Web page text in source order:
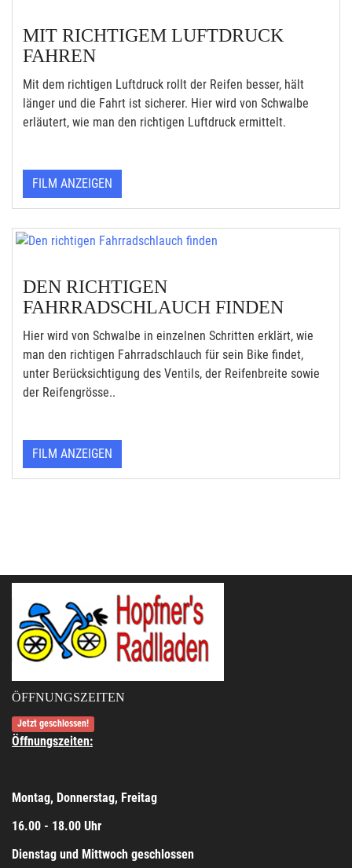
MIT RICHTIGEM LUFTDRUCK
FAHREN
Mit dem richtigen Luftdruck rollt der Reifen besser, hält
länger und die Fahrt ist sicherer. Hier wird von Schwalbe
erläutert, wie man den richtigen Luftdruck ermittelt.
FILM ANZEIGEN
DEN RICHTIGEN
FAHRRADSCHLAUCH FINDEN
Hier wird von Schwalbe in einzelnen Schritten erklärt, wie
man den richtigen Fahrradschlauch für sein Bike findet,
unter Berücksichtigung des Ventils, der Reifenbreite sowie
der Reifengrösse..
FILM ANZEIGEN
ÖFFNUNGSZEITEN
Jetzt geschlossen!
Öffnungszeiten:
Montag, Donnerstag, Freitag
16.00 - 18.00 Uhr
Dienstag und Mittwoch geschlossen